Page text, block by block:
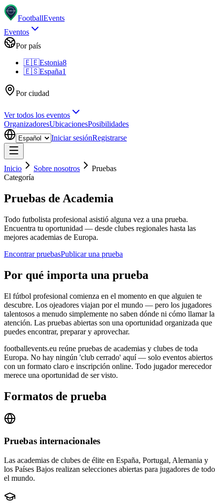
FootballEvents
Eventos
Por país
🇪🇪Estonia8
🇪🇸España1
Por ciudad
Ver todos los eventos
OrganizadoresUbicacionesPosibilidades
Iniciar sesiónRegistrarse
Inicio Sobre nosotros
Pruebas
Categoría
Pruebas de Academia
Todo futbolista profesional asistió alguna vez a una prueba.
Encuentra tu oportunidad — desde clubes regionales hasta las
mejores academias de Europa.
Encontrar pruebasPublicar una prueba
Por qué importa una prueba
El fútbol profesional comienza en el momento en que alguien te
descubre. Los ojeadores viajan por el mundo — pero los jugadores
talentosos a menudo simplemente no saben dónde ni cómo llamar la
atención. Las pruebas abiertas son una oportunidad organizada que
puedes encontrar, preparar y aprovechar.
footballevents.eu reúne pruebas de academias y clubes de toda
Europa. No hay ningún 'club cerrado' aquí — solo eventos abiertos
con un formato claro e inscripción online. Todo jugador merecedor
merece una oportunidad de ser visto.
Formatos de prueba
Pruebas internacionales
Las academias de clubes de élite en España, Portugal, Alemania y
los Países Bajos realizan selecciones abiertas para jugadores de todo
el mundo.